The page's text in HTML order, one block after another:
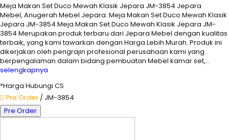
Meja Makan Set Duco Mewah Klasik Jepara JM-3854 Jepara
Mebel, Anugerah Mebel Jepara. Meja Makan Set Duco Mewah Klasik
Jepara JM-3854 Meja Makan Set Duco Mewah Klasik Jepara JM-
3854 Merupakan produk terbaru dari Jepara Mebel dengan kualitas
terbaik, yang kami tawarkan dengan Harga Lebih Murah. Produk ini
dikerjakan oleh pengrajin profesional perusahaan kami yang
berpengalaman dalam bidang pembuatan Mebel kamar set,…
selengkapnya
*Harga Hubungi CS
Pre Order / JM-3854
Pre Order